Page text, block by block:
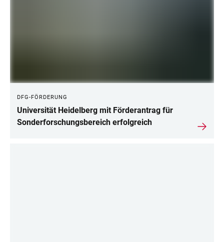
DFG-FÖRDERUNG
Universität Heidelberg mit Förderantrag für
Sonderforschungsbereich erfolgreich